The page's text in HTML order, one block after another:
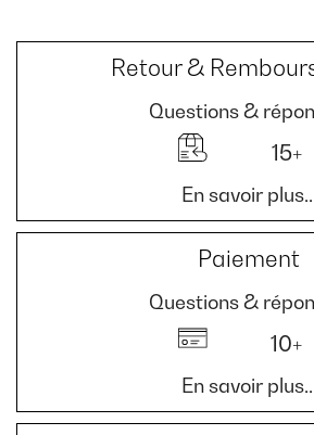
Retour &
Questions &
15+
En savoir
Paiement
Questions &
10+
En savoir